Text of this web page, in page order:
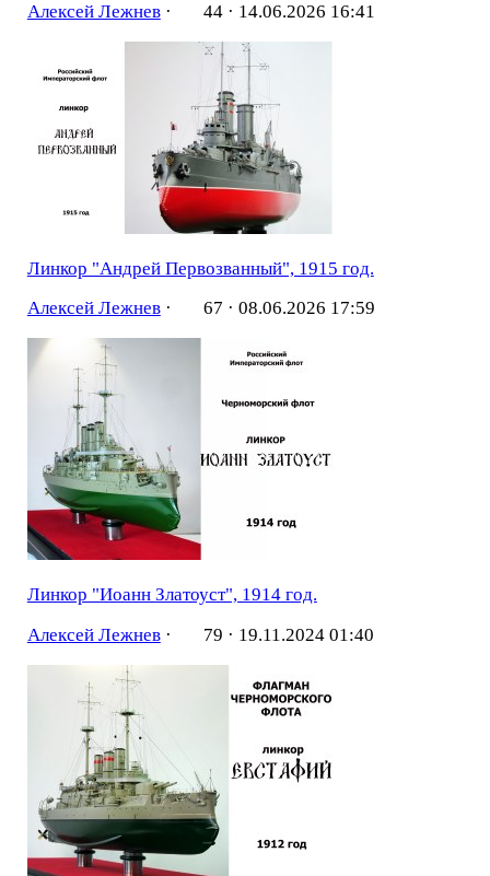
Алексей Лежнев· 44 · 14.06.2026 16:41
Линкор "Андрей Первозванный", 1915 год.
Алексей Лежнев· 67 · 08.06.2026 17:59
Линкор "Иоанн Златоуст", 1914 год.
Алексей Лежнев· 79 · 19.11.2024 01:40